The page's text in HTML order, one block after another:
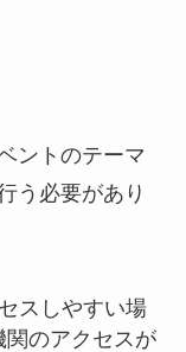
ントのテーマ
う必要があり
スしやすい場
関のアクセスが